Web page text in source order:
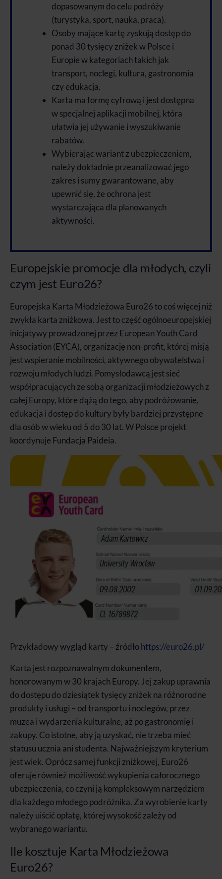
dopasowanym do celu podróży
(turystyka, sport, nauka, praca).
Osoby mające kartę zyskują dostęp do
ponad 30 tysięcy zniżek w Polsce i
Europie w kategoriach takich jak
transport, noclegi, kultura, gastronomia
czy edukacja.
Karta ma formę cyfrową i jest dostępna
w specjalnej aplikacji mobilnej, która
ułatwia jej używanie i wyszukiwanie
rabatów.
Wybierając wariant z ubezpieczeniem,
należy dokładnie przeanalizować jego
zakres i sumy gwarantowane, aby
upewnić się, że ochrona jest
wystarczająca dla planowanych
aktywności.
Europejskie promocje dla młodych, czyli
czym jest Euro26?
Europejska Karta Młodzieżowa Euro26 to coś więcej niż
zwykła karta zniżkowa. Jest to część ogólnoeuropejskiej
inicjatywy prowadzonej przez European Youth Card
Association (EYCA), organizację non-profit, której misją
jest wspieranie mobilności, aktywnego obywatelstwa i
rozwoju młodych ludzi. Pomysłodawcą jest sieć
współpracujących ze sobą organizacji młodzieżowych z
całej Europy, które dążą do tego, aby podróżowanie,
edukacja i dostęp do kultury były bardziej przystępne
dla osób w wieku od 5 do 30 lat. W Polsce projekt
koordynuje Fundacja Paideia.
Przykładowy wygląd karty – źródłohttps://euro26.pl/
Karta jest rozpoznawalnym dokumentem,
honorowanym w 30 krajach Europy. Jej zakup uprawnia
do dostępu do dziesiątek tysięcy zniżek na różnorodne
produkty i usługi – od transportu i noclegów, przez
muzea i wydarzenia kulturalne, aż po gastronomię i
zakupy. Co istotne, aby ją uzyskać, nie trzeba mieć
statusu ucznia ani studenta. Najważniejszym kryterium
jest wiek. Oprócz samej funkcji zniżkowej, Euro26
oferuje również możliwość wykupienia całorocznego
ubezpieczenia, co czyni ją kompleksowym narzędziem
dla każdego młodego podróżnika. Za wyrobienie karty
należy uiścić opłatę, której wysokość zależy od
wybranego wariantu.
Ile kosztuje Karta Młodzieżowa
Euro26?